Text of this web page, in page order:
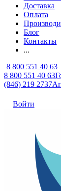
Доставка
Оплата
Блог
Контакты
...
8 800 551 40 63
8 800 551 40 63
(846) 219 2737
Войти